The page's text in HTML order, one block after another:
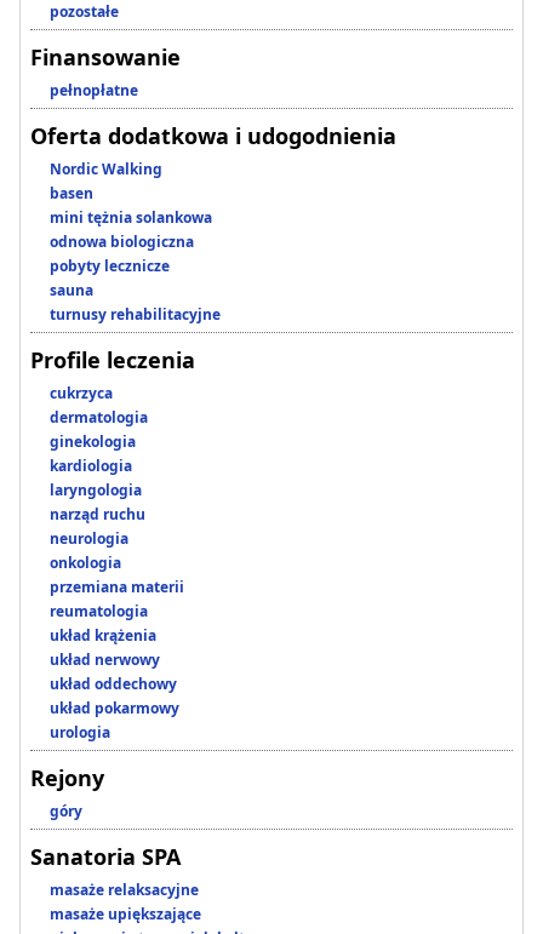
pozostałe
Finansowanie
pełnopłatne
Oferta dodatkowa i udogodnienia
Nordic Walking
basen
mini tężnia solankowa
odnowa biologiczna
pobyty lecznicze
sauna
turnusy rehabilitacyjne
Profile leczenia
cukrzyca
dermatologia
ginekologia
kardiologia
laryngologia
narząd ruchu
neurologia
onkologia
przemiana materii
reumatologia
układ krążenia
układ nerwowy
układ oddechowy
układ pokarmowy
urologia
Rejony
góry
Sanatoria SPA
masaże relaksacyjne
masaże upiększające